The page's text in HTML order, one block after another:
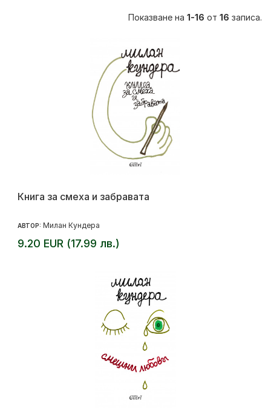
Показване на 1-16 от 16 записа.
Книга за смеха и забравата
АВТОР: Милан Кундера
9.20 EUR (17.99 лв.)